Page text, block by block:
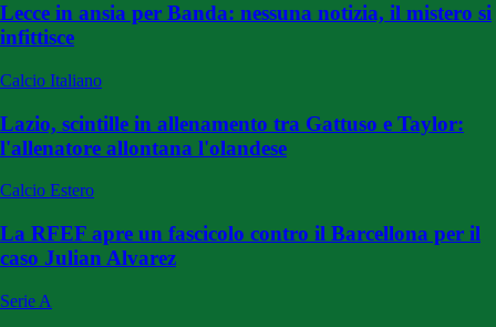
Lecce in ansia per Banda: nessuna notizia, il mistero si
infittisce
Calcio Italiano
Lazio, scintille in allenamento tra Gattuso e Taylor:
l'allenatore allontana l'olandese
Calcio Estero
La RFEF apre un fascicolo contro il Barcellona per il
caso Julian Alvarez
Serie A